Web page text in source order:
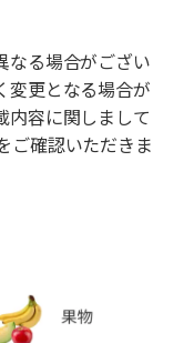
なる場合がござい
変更となる場合が
内容に関しまして
ご確認いただきま